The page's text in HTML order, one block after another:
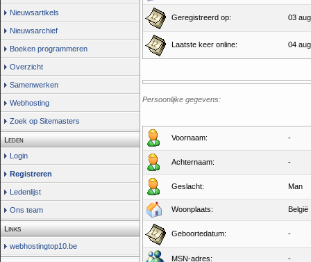
Nieuwsartikels
Nieuwsarchief
Boeken programmeren
Overzicht
Samenwerken
Webhosting
Zoek op Sitemasters
Leden
Login
Registreren
Ledenlijst
Ons team
Links
webhostingtop10.be
Geregistreerd op: 03
Laatste keer online: 04
Persoonlijke gegevens:
Voornaam: -
Achternaam: -
Geslacht: Man
Woonplaats: België
Geboortedatum: -
MSN-adres: -